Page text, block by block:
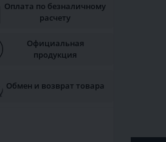
Оплата по безналичному
расчету
Официальная
продукция
Обмен и возврат товара